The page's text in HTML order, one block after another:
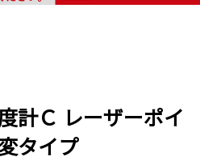
計Ｃ レーザーポイ
タイプ